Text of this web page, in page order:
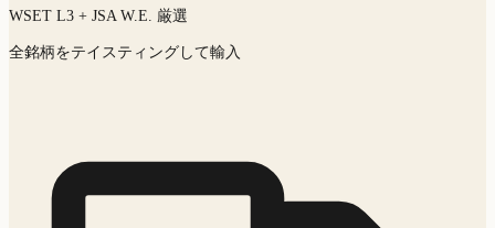
WSET L3 + JSA W.E. 厳選
全銘柄をテイスティングして輸入